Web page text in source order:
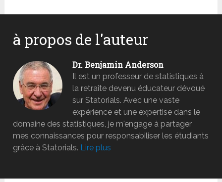
à propos de l'auteur
Dr. Benjamin Anderson
Il est un professeur de statistiques à
la retraite devenu éducateur dévoué
sur Statorials. Avec une vaste
expérience et une expertise dans le
domaine des statistiques, je m'engage à partager
mes connaissances pour responsabiliser les étudiants
grâce à Statorials. Lire plus